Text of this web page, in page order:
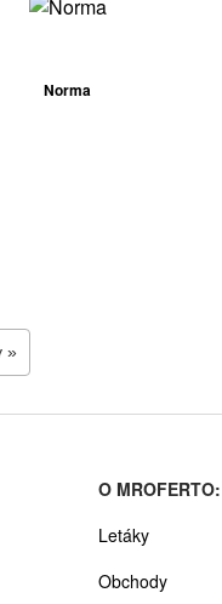
Norma
»
O MROFERTO:
Letáky
Obchody